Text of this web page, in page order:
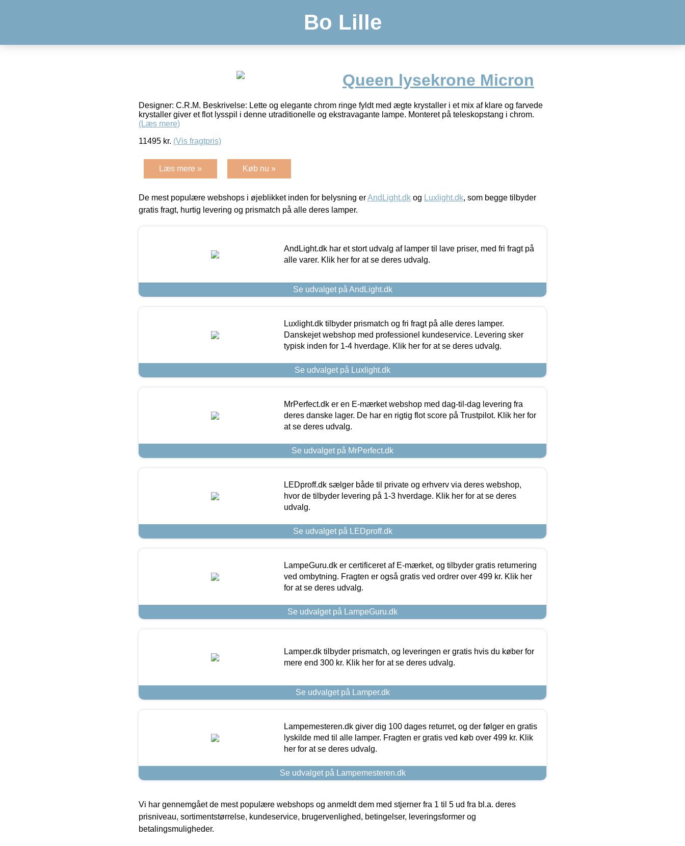
Bo Lille
Queen lysekrone Micron
Designer: C.R.M. Beskrivelse: Lette og elegante chrom ringe fyldt med ægte krystaller i et mix af klare og farvede
krystaller giver et flot lysspil i denne utraditionelle og ekstravagante lampe. Monteret på teleskopstang i chrom.
(Læs mere)
11495 kr. (Vis fragtpris)
Læs mere » Køb nu »
De mest populære webshops i øjeblikket inden for belysning erAndLight.dk og Luxlight.dk, som begge tilbyder
gratis fragt, hurtig levering og prismatch på alle deres lamper.
AndLight.dk har et stort udvalg af lamper til lave priser, med fri fragt på
alle varer. Klik her for at se deres udvalg.
Se udvalget på AndLight.dk
Luxlight.dk tilbyder prismatch og fri fragt på alle deres lamper.
Danskejet webshop med professionel kundeservice. Levering sker
typisk inden for 1-4 hverdage. Klik her for at se deres udvalg.
Se udvalget på Luxlight.dk
MrPerfect.dk er en E-mærket webshop med dag-til-dag levering fra
deres danske lager. De har en rigtig flot score på Trustpilot. Klik her for
at se deres udvalg.
Se udvalget på MrPerfect.dk
LEDproff.dk sælger både til private og erhverv via deres webshop,
hvor de tilbyder levering på 1-3 hverdage. Klik her for at se deres
udvalg.
Se udvalget på LEDproff.dk
LampeGuru.dk er certificeret af E-mærket, og tilbyder gratis returnering
ved ombytning. Fragten er også gratis ved ordrer over 499 kr. Klik her
for at se deres udvalg.
Se udvalget på LampeGuru.dk
Lamper.dk tilbyder prismatch, og leveringen er gratis hvis du køber for
mere end 300 kr. Klik her for at se deres udvalg.
Se udvalget på Lamper.dk
Lampemesteren.dk giver dig 100 dages returret, og der følger en gratis
lyskilde med til alle lamper. Fragten er gratis ved køb over 499 kr. Klik
her for at se deres udvalg.
Se udvalget på Lampemesteren.dk
Vi har gennemgået de mest populære webshops og anmeldt dem med stjerner fra 1 til 5 ud fra bl.a. deres
prisniveau, sortimentstørrelse, kundeservice, brugervenlighed, betingelser, leveringsformer og
betalingsmuligheder.